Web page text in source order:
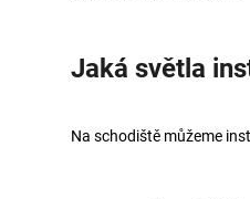
Jaká světla
Na schodiště můžeme